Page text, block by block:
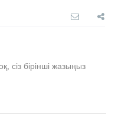
сіз бірінші жазыңыз